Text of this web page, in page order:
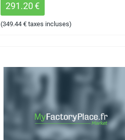
291.20€
(349.44 € taxes incluses)